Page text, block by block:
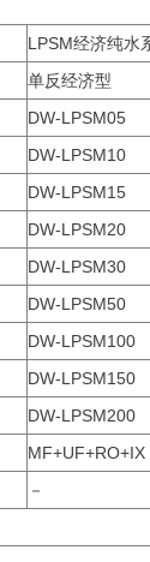
LPSM经济纯水
单反经济型
DW-LPSM05
DW-LPSM10
DW-LPSM15
DW-LPSM20
DW-LPSM30
DW-LPSM50
DW-LPSM100
DW-LPSM150
DW-LPSM200
MF+UF+RO+IX
－